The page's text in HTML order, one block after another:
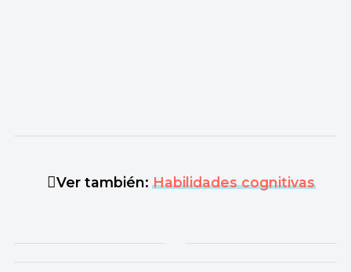
Ver también:Habilidades cognitivas